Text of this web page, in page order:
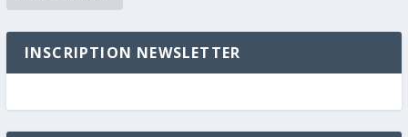
INSCRIPTION NEWSLETTER